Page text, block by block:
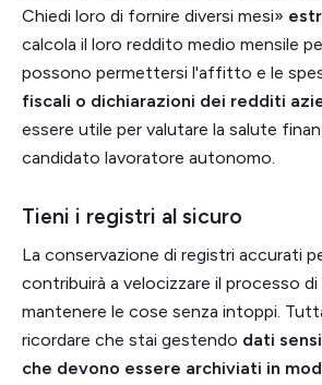
Chiedi loro di fornire diversi mesi»
calcola il loro reddito medio mensile
possono permettersi l'affitto e le
fiscali o dichiarazioni dei redditi
essere utile per valutare la salute
candidato lavoratore autonomo.
Tieni i registri al sicuro
La conservazione di registri accurati
contribuirà a velocizzare il processo di
mantenere le cose senza intoppi.
ricordare che stai gestendo dati
che devono essere archiviati in